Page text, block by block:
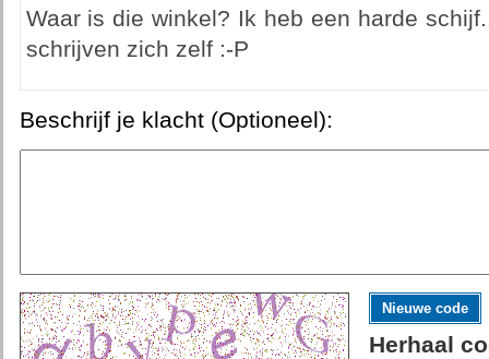
Waar is die winkel? Ik heb een harde
schrijven zich zelf :-P
Beschrijf je klacht (Optioneel):
Nieuwe code
Herhaal